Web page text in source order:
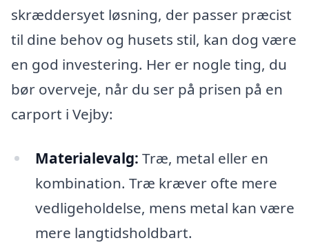
skræddersyet løsning, der passer præcist
til dine behov og husets stil, kan dog være
en god investering. Her er nogle ting, du
bør overveje, når du ser på prisen på en
carport i Vejby:
Materialevalg: Træ, metal eller en
kombination. Træ kræver ofte mere
vedligeholdelse, mens metal kan være
mere langtidsholdbart.